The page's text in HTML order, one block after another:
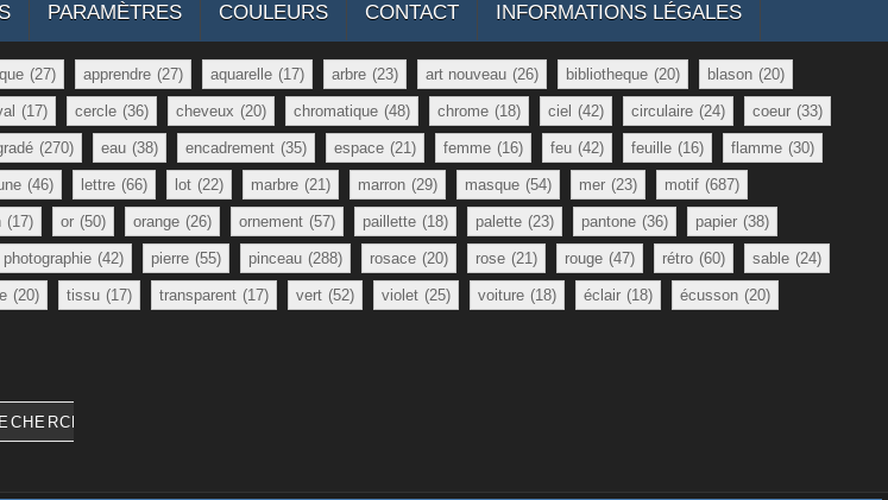
PARAMÈTRES COULEURS CONTACT INFORMATIONS LÉGALES
(27) apprendre (27) aquarelle (17) arbre (23) art nouveau (26) bibliotheque (20) blason (20)
(17) cercle (36) cheveux (20) chromatique (48) chrome (18) ciel (42) circulaire (24) coeur (33)
(270) eau (38) encadrement (35) espace (21) femme (16) feu (42) feuille (16) flamme (30)
(46) lettre (66) lot (22) marbre (21) marron (29) masque (54) mer (23) motif (687)
(17) or (50) orange (26) ornement (57) paillette (18) palette (23) pantone (36) papier (38)
photographie (42) pierre (55) pinceau (288) rosace (20) rose (21) rouge (47) rétro (60) sable (24)
(20) tissu (17) transparent (17) vert (52) violet (25) voiture (18) éclair (18) écusson (20)